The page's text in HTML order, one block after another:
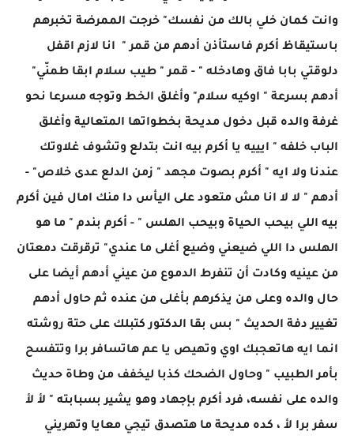
وانت كمان خلي بالك من نفسك" خرجت الممرضة تخبرهم
باستيقاظ أكرم فاستأذن أدهم من قمر " انا لازم اقفل
دلوقتي بابا فاق وهادخله " - قمر " طيب سلام ابقا طمنّي"
أدهم بسرعة " اوكيه سلام" وأغلق الخط وتوجه مسرعا نحو
غرفة والده قبل دخول مديحة بخطواتها المتعالية وأغلق
الباب خلفه " ايييه يا أكرم بيه انت بتدلع وتشوف غلاوتك
عندنا ولا ايه " أكرم بصوت مجهد " زمن الدلع عدى خلاص" -
أدهم " لا لا انا مش متعود على اليأس دا منك امال فين أكرم
بيه اللي بيحب الحياة وبيحب الهلس " - أكرم بندم " ما هو
الهلس دا اللي ضيعني وضيع أغلى ما عندي" ترقرقت دمعتان
من عينيه وكادت أن تنفرط الدموع من عيني أدهم أيضا على
حال والده وعلى من يذكرهم بأغلى من عنده ثم حاول أدهم
تغيير دفة الحديث " بس بقا الدكتور كتبلك على حتة روشته
انما ايه هاتعجبك اوي وتهيص يا عم هاتسافر برا وتتفسح
بأمر الطبيب " وحاول الضحك كذبا ليخفف من وطاة حديث
والده على نفسه، فرد أكرم بإجهاد وهو يشير بسبابته " لأ لأ
سفر برا لأ ، كده مديحة ما هتصدق تيجي معايا وتهريني